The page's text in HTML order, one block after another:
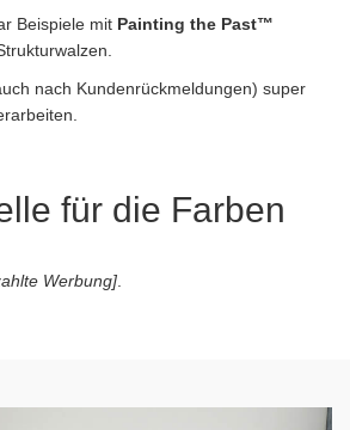
Beispiele mit Painting the Past™
nach Kundenrückmeldungen) super
für die Farben
Werbung]